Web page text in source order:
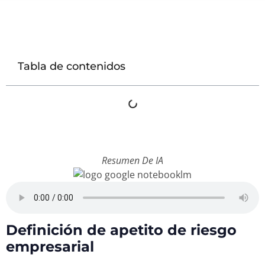
Tabla de contenidos
Resumen De IA
Definición de apetito de riesgo
empresarial